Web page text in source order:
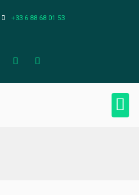
+33 6 88 68 01 53